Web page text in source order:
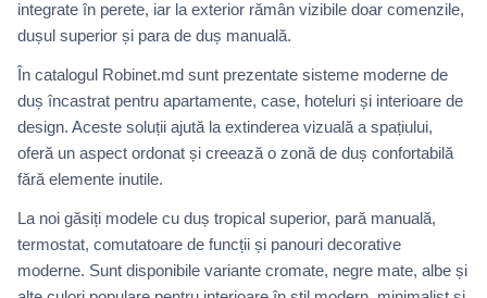
integrate în perete, iar la exterior rămân vizibile doar comenzile,
dușul superior și para de duș manuală.
În catalogul Robinet.md sunt prezentate sisteme moderne de
duș încastrat pentru apartamente, case, hoteluri și interioare de
design. Aceste soluții ajută la extinderea vizuală a spațiului,
oferă un aspect ordonat și creează o zonă de duș confortabilă
fără elemente inutile.
La noi găsiți modele cu duș tropical superior, pară manuală,
termostat, comutatoare de funcții și panouri decorative
moderne. Sunt disponibile variante cromate, negre mate, albe și